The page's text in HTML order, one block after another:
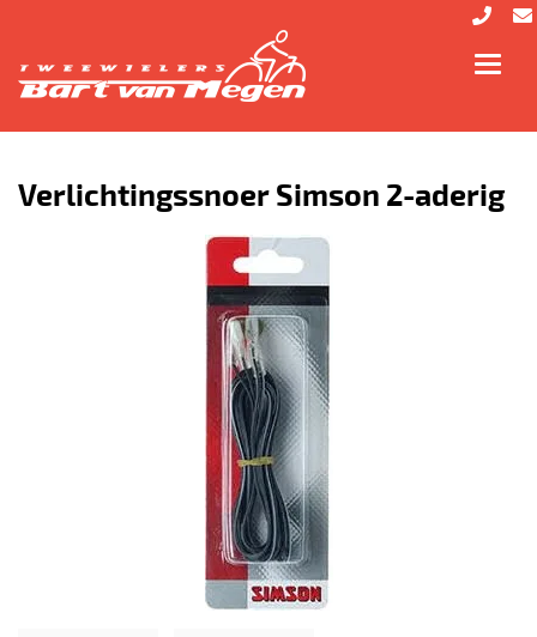
Verlichtingssnoer Simson 2-aderig